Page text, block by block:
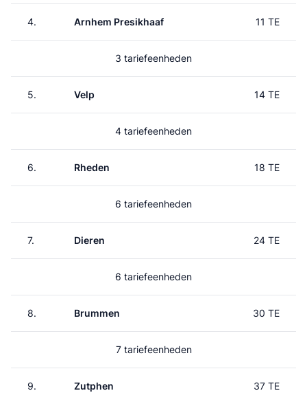
4. Arnhem Presikhaaf 11 TE
3 tariefeenheden
5. Velp 14 TE
4 tariefeenheden
6. Rheden 18 TE
6 tariefeenheden
7. Dieren 24 TE
6 tariefeenheden
8. Brummen 30 TE
7 tariefeenheden
9. Zutphen 37 TE